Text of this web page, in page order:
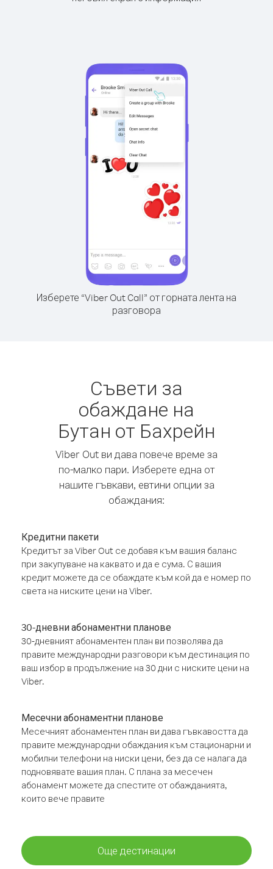
Изберете “Viber Out Call” от горната лента на
разговора
Съвети за
обаждане на
Бутан от Бахрейн
Viber Out ви дава повече време за
по-малко пари. Изберете една от
нашите гъвкави, евтини опции за
обаждания:
Кредитни пакети
Кредитът за Viber Out се добавя към вашия баланс
при закупуване на каквато и да е сума. С вашия
кредит можете да се обаждате към кой да е номер по
света на ниските цени на Viber.
30-дневни абонаментни планове
30-дневният абонаментен план ви позволява да
правите международни разговори към дестинация по
ваш избор в продължение на 30 дни с ниските цени на
Viber.
Месечни абонаментни планове
Месечният абонаментен план ви дава гъвкавостта да
правите международни обаждания към стационарни и
мобилни телефони на ниски цени, без да се налага да
подновявате вашия план. С плана за месечен
абонамент можете да спестите от обажданията,
които вече правите
Още дестинации